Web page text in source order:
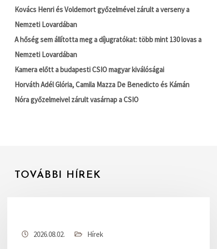
Kovács Henri és Voldemort győzelmével zárult a verseny a
Nemzeti Lovardában
A hőség sem állította meg a díjugratókat: több mint 130 lovas a
Nemzeti Lovardában
Kamera előtt a budapesti CSIO magyar kiválóságai
Horváth Adél Glória, Camila Mazza De Benedicto és Kámán
Nóra győzelmeivel zárult vasárnap a CSIO
TOVÁBBI HÍREK
2026.08.02. Hírek